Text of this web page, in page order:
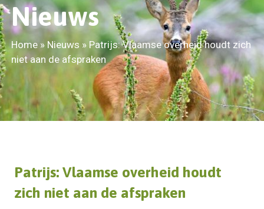
Nieuws
Home» Nieuws » Patrijs: Vlaamse overheid houdt zich
niet aan de afspraken
Patrijs: Vlaamse overheid houdt
zich niet aan de afspraken